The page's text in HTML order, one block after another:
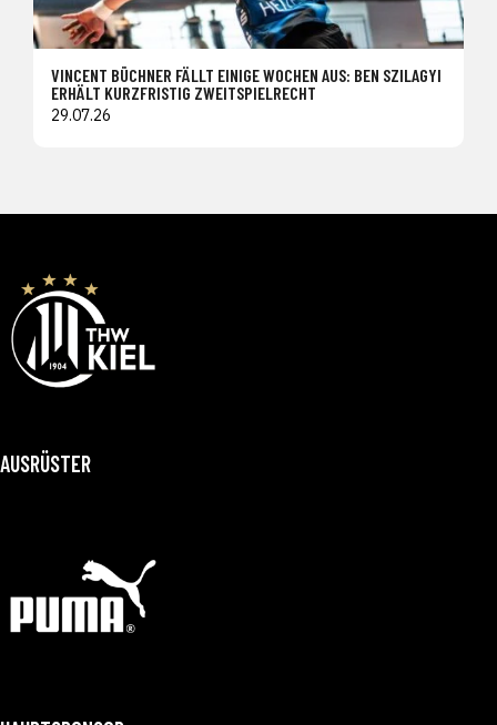
VINCENT BÜCHNER FÄLLT EINIGE WOCHEN AUS: BEN SZILAGYI
ERHÄLT KURZFRISTIG ZWEITSPIELRECHT
29.07.26
AUSRÜSTER